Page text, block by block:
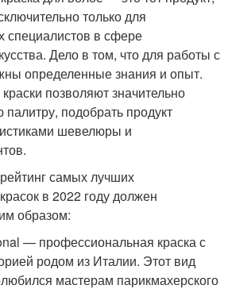
только для
специалистов в сфере
Дело в том, что для работы с
определенные знания и опыт.
позволяют значительно
подобрать продукт
шевелюры и
самых лучших
в 2022 году должен
образом:
— профессиональная краска с
родом из Италии. Этот вид
мастерам парикмахерского